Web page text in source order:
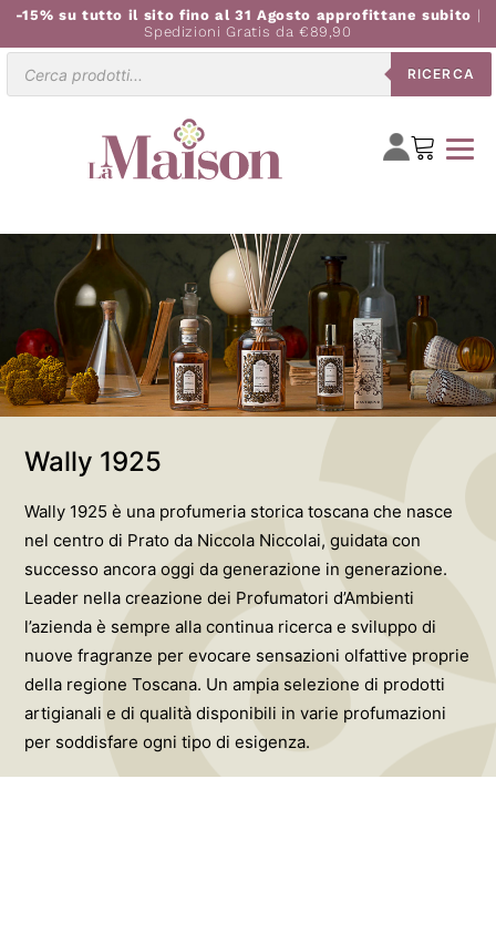
-15% su tutto il sito fino al 31 Agosto approfittane subito |
Spedizioni Gratis da €89,90
RICERCA
Wally 1925
Wally 1925 è una profumeria storica toscana che nasce
nel centro di Prato da Niccola Niccolai, guidata con
successo ancora oggi da generazione in generazione.
Leader nella creazione dei Profumatori d’Ambienti
l’azienda è sempre alla continua ricerca e sviluppo di
nuove fragranze per evocare sensazioni olfattive proprie
della regione Toscana. Un ampia selezione di prodotti
artigianali e di qualità disponibili in varie profumazioni
per soddisfare ogni tipo di esigenza.